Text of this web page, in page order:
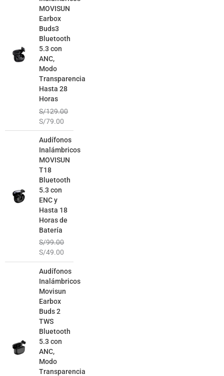
MOVISUN
Earbox
Buds3
Bluetooth
5.3 con
ANC,
Modo
Transparencia
Hasta 28
Horas
S/129.00
era:
S/129.00.
S/79.00
Audífonos
Inalámbricos
MOVISUN
T18
Bluetooth
5.3 con
ENC y
Hasta 18
Horas de
Batería
S/99.00
precio
S/99.00.
S/49.00
precio
S/49.00.
Audífonos
Inalámbricos
Movisun
Earbox
Buds 2
TWS
Bluetooth
5.3 con
ANC,
Modo
Transparencia
precio
original
era:
S/129.00.
precio